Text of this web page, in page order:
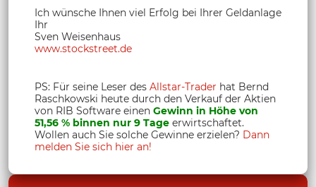
Ich wünsche Ihnen viel Erfolg bei Ihrer Geldanlage
Ihr
Sven Weisenhaus
www.stockstreet.de
PS: Für seine Leser des Allstar-Trader hat Bernd
Raschkowski heute durch den Verkauf der Aktien
von RIB Software einen Gewinn in Höhe von
51,56 % binnen nur 9 Tage erwirtschaftet.
Wollen auch Sie solche Gewinne erzielen? Dann
melden Sie sich hier an!